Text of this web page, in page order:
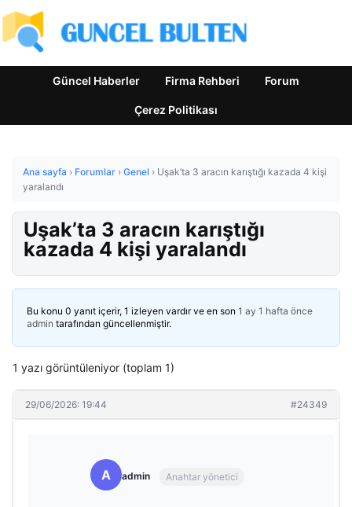
Güncel Haberler Firma Rehberi Forum
Çerez Politikası
Ana sayfa › Forumlar › Genel › Uşak’ta 3 aracın karıştığı kazada 4 kişi
yaralandı
Uşak’ta 3 aracın karıştığı
kazada 4 kişi yaralandı
Bu konu 0 yanıt içerir, 1 izleyen vardır ve en son 1 ay 1 hafta önce
admin tarafından güncellenmiştir.
1 yazı görüntüleniyor (toplam 1)
29/06/2026: 19:44 #24349
A admin Anahtar yönetici